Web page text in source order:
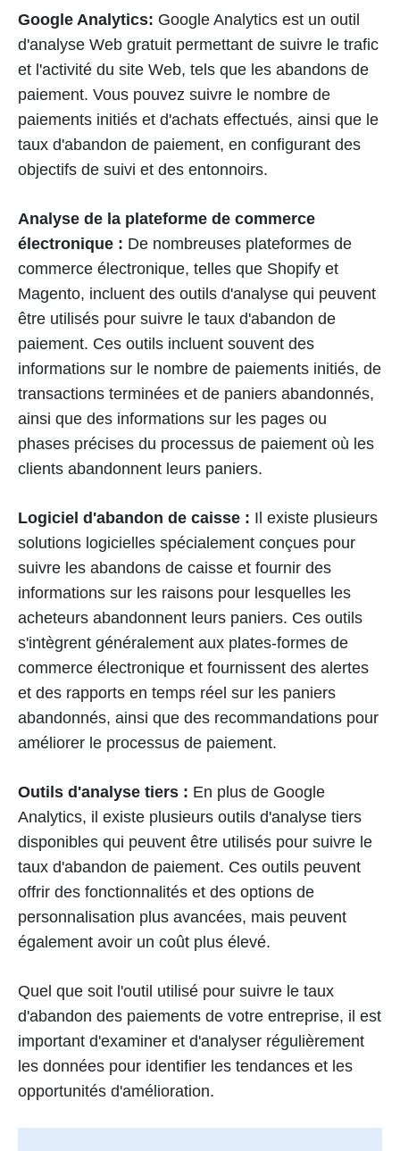
Google Analytics: Google Analytics est un outil
d'analyse Web gratuit permettant de suivre le trafic
et l'activité du site Web, tels que les abandons de
paiement. Vous pouvez suivre le nombre de
paiements initiés et d'achats effectués, ainsi que le
taux d'abandon de paiement, en configurant des
objectifs de suivi et des entonnoirs.
Analyse de la plateforme de commerce
électronique : De nombreuses plateformes de
commerce électronique, telles que Shopify et
Magento, incluent des outils d'analyse qui peuvent
être utilisés pour suivre le taux d'abandon de
paiement. Ces outils incluent souvent des
informations sur le nombre de paiements initiés, de
transactions terminées et de paniers abandonnés,
ainsi que des informations sur les pages ou
phases précises du processus de paiement où les
clients abandonnent leurs paniers.
Logiciel d'abandon de caisse : Il existe plusieurs
solutions logicielles spécialement conçues pour
suivre les abandons de caisse et fournir des
informations sur les raisons pour lesquelles les
acheteurs abandonnent leurs paniers. Ces outils
s'intègrent généralement aux plates-formes de
commerce électronique et fournissent des alertes
et des rapports en temps réel sur les paniers
abandonnés, ainsi que des recommandations pour
améliorer le processus de paiement.
Outils d'analyse tiers : En plus de Google
Analytics, il existe plusieurs outils d'analyse tiers
disponibles qui peuvent être utilisés pour suivre le
taux d'abandon de paiement. Ces outils peuvent
offrir des fonctionnalités et des options de
personnalisation plus avancées, mais peuvent
également avoir un coût plus élevé.
Quel que soit l'outil utilisé pour suivre le taux
d'abandon des paiements de votre entreprise, il est
important d'examiner et d'analyser régulièrement
les données pour identifier les tendances et les
opportunités d'amélioration.